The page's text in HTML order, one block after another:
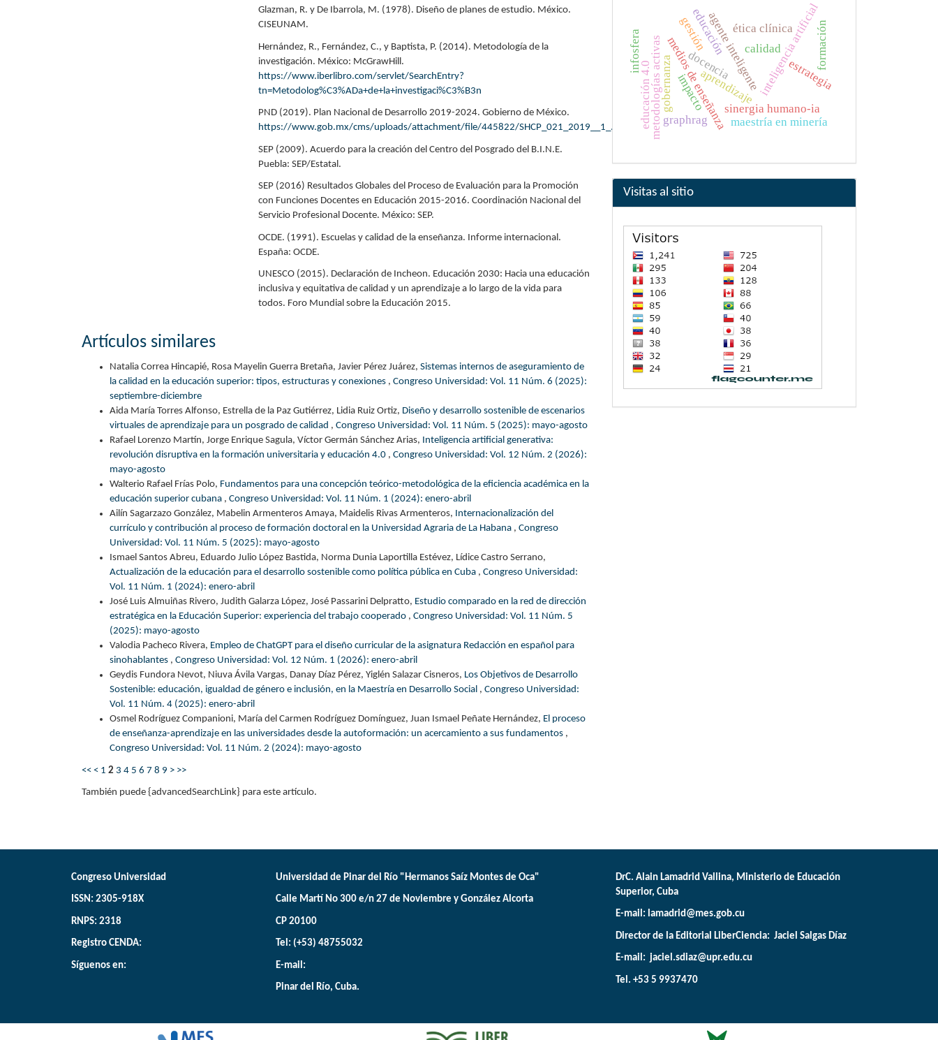
Glazman, R. y De Ibarrola, M. (1978). Diseño de planes de estudio. México.
CISEUNAM.
Hernández, R., Fernández, C., y Baptista, P. (2014). Metodología de la
investigación. México: McGrawHill.
https://www.iberlibro.com/servlet/SearchEntry?
tn=Metodolog%C3%ADa+de+la+investigaci%C3%B3n
PND (2019). Plan Nacional de Desarrollo 2019-2024. Gobierno de México.
https://www.gob.mx/cms/uploads/attachment/file/445822/SHCP_021_2019__1_.pdf
SEP (2009). Acuerdo para la creación del Centro del Posgrado del B.I.N.E.
Puebla: SEP/Estatal.
SEP (2016) Resultados Globales del Proceso de Evaluación para la Promoción
con Funciones Docentes en Educación 2015-2016. Coordinación Nacional del
Servicio Profesional Docente. México: SEP.
OCDE. (1991). Escuelas y calidad de la enseñanza. Informe internacional.
España: OCDE.
UNESCO (2015). Declaración de Incheon. Educación 2030: Hacia una educación
inclusiva y equitativa de calidad y un aprendizaje a lo largo de la vida para
todos. Foro Mundial sobre la Educación 2015.
Artículos similares
Natalia Correa Hincapié, Rosa Mayelin Guerra Bretaña, Javier Pérez Juárez, Sistemas internos de aseguramiento de
la calidad en la educación superior: tipos, estructuras y conexiones , Congreso Universidad: Vol. 11 Núm. 6 (2025):
septiembre-diciembre
Aida María Torres Alfonso, Estrella de la Paz Gutiérrez, Lidia Ruiz Ortiz, Diseño y desarrollo sostenible de escenarios
virtuales de aprendizaje para un posgrado de calidad , Congreso Universidad: Vol. 11 Núm. 5 (2025): mayo-agosto
Rafael Lorenzo Martín, Jorge Enrique Sagula, Víctor Germán Sánchez Arias, Inteligencia artificial generativa:
revolución disruptiva en la formación universitaria y educación 4.0 , Congreso Universidad: Vol. 12 Núm. 2 (2026):
mayo-agosto
Walterio Rafael Frías Polo, Fundamentos para una concepción teórico-metodológica de la eficiencia académica en la
educación superior cubana , Congreso Universidad: Vol. 11 Núm. 1 (2024): enero-abril
Ailín Sagarzazo González, Mabelin Armenteros Amaya, Maidelis Rivas Armenteros, Internacionalización del
currículo y contribución al proceso de formación doctoral en la Universidad Agraria de La Habana , Congreso
Universidad: Vol. 11 Núm. 5 (2025): mayo-agosto
Ismael Santos Abreu, Eduardo Julio López Bastida, Norma Dunia Laportilla Estévez, Lídice Castro Serrano,
Actualización de la educación para el desarrollo sostenible como política pública en Cuba , Congreso Universidad:
Vol. 11 Núm. 1 (2024): enero-abril
José Luis Almuiñas Rivero, Judith Galarza López, José Passarini Delpratto, Estudio comparado en la red de dirección
estratégica en la Educación Superior: experiencia del trabajo cooperado , Congreso Universidad: Vol. 11 Núm. 5
(2025): mayo-agosto
Valodia Pacheco Rivera, Empleo de ChatGPT para el diseño curricular de la asignatura Redacción en español para
sinohablantes , Congreso Universidad: Vol. 12 Núm. 1 (2026): enero-abril
Geydis Fundora Nevot, Niuva Ávila Vargas, Danay Díaz Pérez, Yiglén Salazar Cisneros, Los Objetivos de Desarrollo
Sostenible: educación, igualdad de género e inclusión, en la Maestría en Desarrollo Social , Congreso Universidad:
Vol. 11 Núm. 4 (2025): enero-abril
Osmel Rodríguez Companioni, María del Carmen Rodríguez Domínguez, Juan Ismael Peñate Hernández, El proceso
de enseñanza-aprendizaje en las universidades desde la autoformación: un acercamiento a sus fundamentos ,
Congreso Universidad: Vol. 11 Núm. 2 (2024): mayo-agosto
<< < 1 2 3 4 5 6 7 8 9 > >>
También puede {advancedSearchLink} para este artículo.
aprendizajeinteligencia artificial
medios de enseñanza
metodologías activas agente inteligente
educación
graphrag
educación 4.0 sinergia humano-ia
calidad
gobernanza
infosfera
estrategia
maestría en minería
ética clínica
impacto
docencia formación
gestión
Visitas al sitio
Congreso Universidad
ISSN: 2305-918X
RNPS: 2318
Registro CENDA:
Síguenos en:
Universidad de Pinar del Río "Hermanos Saíz Montes de Oca"
Calle Martí No 300 e/n 27 de Noviembre y González Alcorta
CP 20100
Tel: (+53) 48755032
E-mail:
Pinar del Río, Cuba.
DrC. Alain Lamadrid Vallina, Ministerio de Educación
Superior, Cuba
E-mail: lamadrid@mes.gob.cu
Director de la Editorial LiberCiencia: Jaciel Salgas Díaz
E-mail: jaciel.sdiaz@upr.edu.cu
Tel. +53 5 9937470